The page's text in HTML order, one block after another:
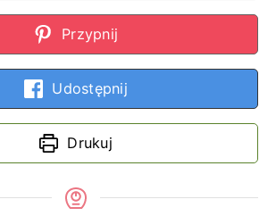
Przypnij
Udostępnij
Drukuj